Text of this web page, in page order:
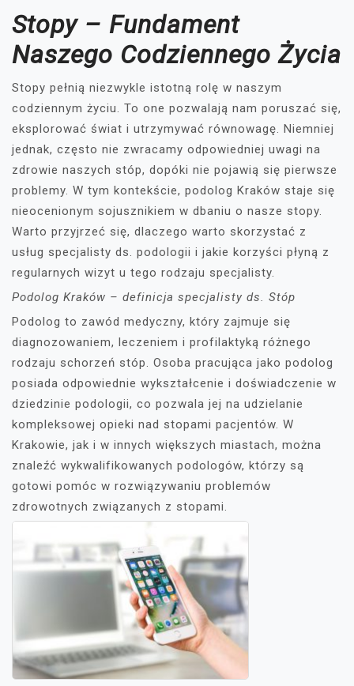
Stopy – Fundament
Naszego Codziennego Życia
Stopy pełnią niezwykle istotną rolę w naszym
codziennym życiu. To one pozwalają nam poruszać się,
eksplorować świat i utrzymywać równowagę. Niemniej
jednak, często nie zwracamy odpowiedniej uwagi na
zdrowie naszych stóp, dopóki nie pojawią się pierwsze
problemy. W tym kontekście, podolog Kraków staje się
nieocenionym sojusznikiem w dbaniu o nasze stopy.
Warto przyjrzeć się, dlaczego warto skorzystać z
usług specjalisty ds. podologii i jakie korzyści płyną z
regularnych wizyt u tego rodzaju specjalisty.
Podolog Kraków – definicja specjalisty ds. Stóp
Podolog to zawód medyczny, który zajmuje się
diagnozowaniem, leczeniem i profilaktyką różnego
rodzaju schorzeń stóp. Osoba pracująca jako podolog
posiada odpowiednie wykształcenie i doświadczenie w
dziedzinie podologii, co pozwala jej na udzielanie
kompleksowej opieki nad stopami pacjentów. W
Krakowie, jak i w innych większych miastach, można
znaleźć wykwalifikowanych podologów, którzy są
gotowi pomóc w rozwiązywaniu problemów
zdrowotnych związanych z stopami.